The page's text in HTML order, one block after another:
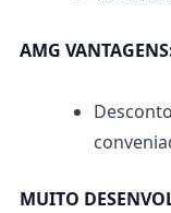
AMG
MUITO